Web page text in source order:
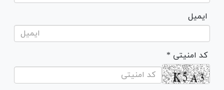
ایمیل
* کد امنیتی